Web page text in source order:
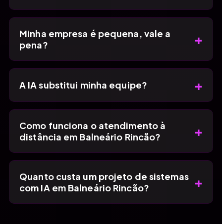
Minha empresa é pequena, vale a
pena?
+
A IA substitui minha equipe? +
Como funciona o atendimento à
distância em Balneário Rincão?
+
Quanto custa um projeto de sistemas
com IA em Balneário Rincão?
+